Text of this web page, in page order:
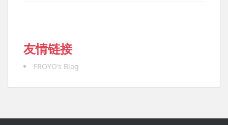
友情链接
FROYO’s Blog